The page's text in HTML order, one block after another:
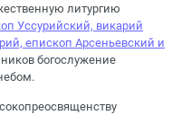
литургию
Уссурийский, викарий
епископ Арсеньевский и
богослужение